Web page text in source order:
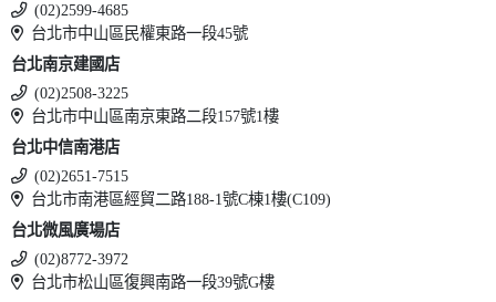
(02)2599-4685
台北市中山區民權東路一段45號
台北南京建國店
(02)2508-3225
台北市中山區南京東路二段157號1樓
台北中信南港店
(02)2651-7515
台北市南港區經貿二路188-1號C棟1樓(C109)
台北微風廣場店
(02)8772-3972
台北市松山區復興南路一段39號G樓